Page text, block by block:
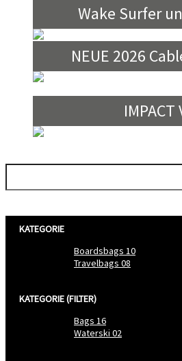
Wake Surfer
NEUE 2026
IMPACT
KATEGORIE
Boardsbags 10
Travelbags 08
KATEGORIE (FILTER)
Bags 16
Waterski 02